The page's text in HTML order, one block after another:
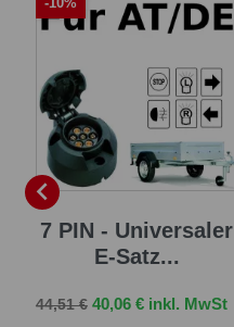

7 PIN - Universaler
E-Satz...
Verkaufspreis
44,51 € Preis
40,06 € inkl. MwSt